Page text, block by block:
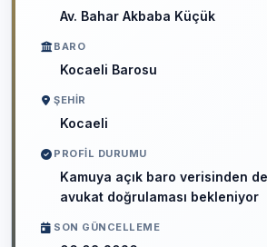
Av. Bahar Akbaba Küçük
BARO
Kocaeli Barosu
ŞEHIR
Kocaeli
PROFIL DURUMU
Kamuya açık baro verisinden
avukat doğrulaması bekleniyor
SON GÜNCELLEME